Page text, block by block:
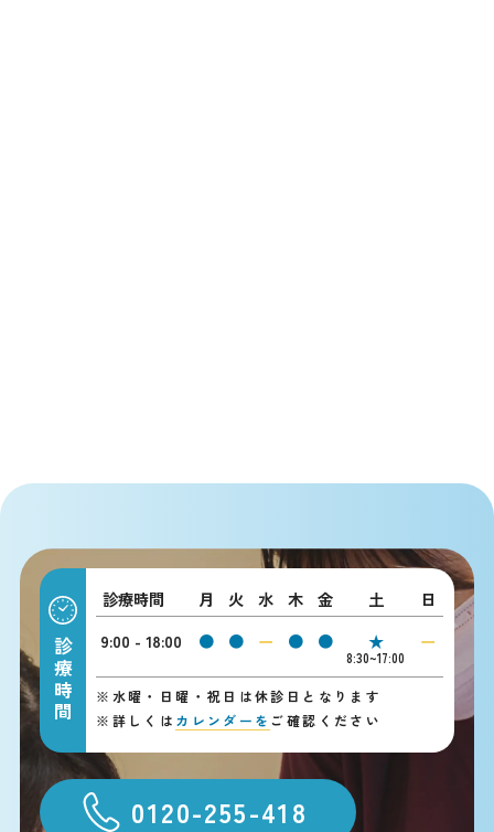
診療時間
診療時間 月 火 水 木 金 土
日
9:00 - 18:00
● ● ー ● ● ★
8:30~17:00
ー
※ 水曜・日曜・祝日は休診日となります
※ 詳しくは カレンダーを ご確認ください
0120-255-418